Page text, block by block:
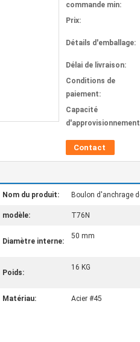
commande min:
Prix:
Détails d'emballage:
Délai de livraison:
Conditions de
paiement:
Capacité
Contact
Nom du produit: Boulon d'anchrage
modèle: T76N
Diamètre interne:
50 mm
Poids:
16 KG
Matériau: Acier #45